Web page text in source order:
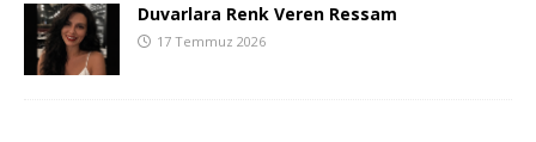
Duvarlara Renk Veren Ressam
17 Temmuz 2026